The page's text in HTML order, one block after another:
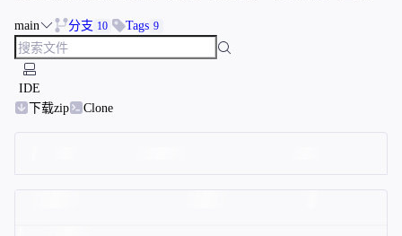
main 分支 10 Tags 9
IDE
下载zip
Clone